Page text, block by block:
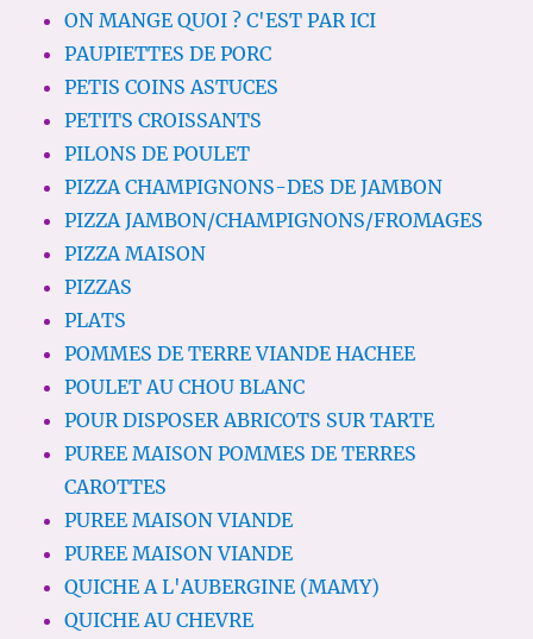
ON MANGE QUOI ? C'EST PAR ICI
PAUPIETTES DE PORC
PETIS COINS ASTUCES
PETITS CROISSANTS
PILONS DE POULET
PIZZA CHAMPIGNONS-DES DE JAMBON
PIZZA JAMBON/CHAMPIGNONS/FROMAGES
PIZZA MAISON
PIZZAS
PLATS
POMMES DE TERRE VIANDE HACHEE
POULET AU CHOU BLANC
POUR DISPOSER ABRICOTS SUR TARTE
PUREE MAISON POMMES DE TERRES
CAROTTES
PUREE MAISON VIANDE
PUREE MAISON VIANDE
QUICHE A L'AUBERGINE (MAMY)
QUICHE AU CHEVRE